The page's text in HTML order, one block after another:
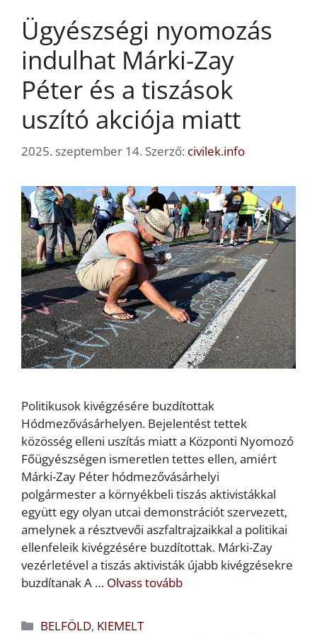
Ügyészségi nyomozás
indulhat Márki-Zay
Péter és a tiszások
uszító akciója miatt
2025. szeptember 14. Szerző: civilek.info
Politikusok kivégzésére buzdítottak
Hódmezővásárhelyen. Bejelentést tettek
közösség elleni uszítás miatt a Központi Nyomozó
Főügyészségen ismeretlen tettes ellen, amiért
Márki-Zay Péter hódmezővásárhelyi
polgármester a környékbeli tiszás aktivistákkal
együtt egy olyan utcai demonstrációt szervezett,
amelynek a résztvevői aszfaltrajzaikkal a politikai
ellenfeleik kivégzésére buzdítottak. Márki-Zay
vezérletével a tiszás aktivisták újabb kivégzésekre
buzdítanak A … Olvass tovább
Kategória
BELFÖLD, KIEMELT